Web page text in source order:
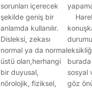
sorunları içerecek
şekilde geniş bir
anlamda kullanılır.
Disleksi, zekası
normal ya da normal
üstü olan,herhangi
bir duyusal,
nörolojik, fiziksel,
burada
sosyal
göz